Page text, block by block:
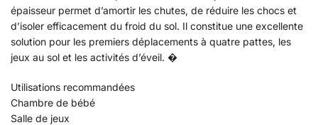
épaisseur permet d’amortir les chutes, de réduire les chocs et
d’isoler efficacement du froid du sol. Il constitue une excellente
solution pour les premiers déplacements à quatre pattes, les
jeux au sol et les activités d’éveil. �
Utilisations recommandées
Chambre de bébé
Salle de jeux